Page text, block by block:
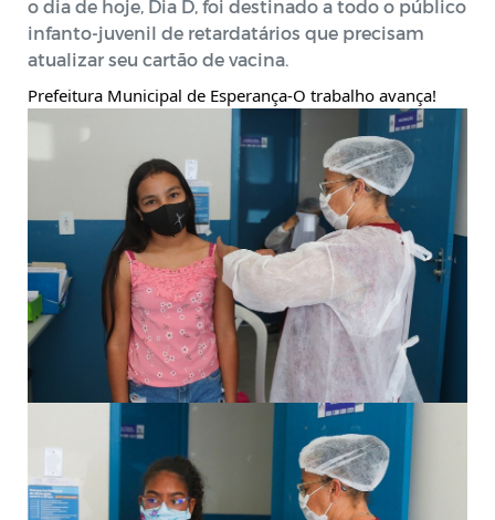
o dia de hoje, Dia D, foi destinado a todo o público
infanto-juvenil de retardatários que precisam
atualizar seu cartão de vacina.
Prefeitura Municipal de Esperança-O trabalho avança!